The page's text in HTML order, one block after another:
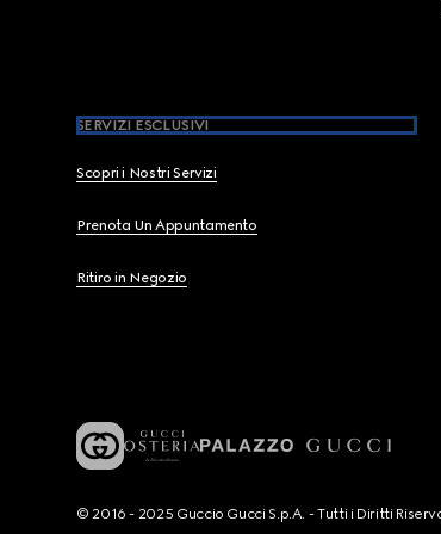
SERVIZI ESCLUSIVI
Scopri i Nostri Servizi
Prenota Un Appuntamento
Ritiro in Negozio
© 2016 - 2025 Guccio Gucci S.p.A. - Tutti i Diritti